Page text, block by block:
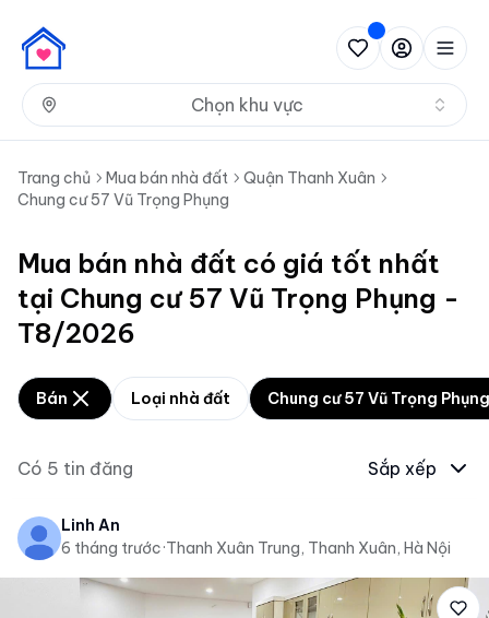
Chọn khu vực
Trang chủ Mua bán nhà đất
Quận Thanh Xuân
Chung cư 57 Vũ Trọng Phụng
Mua bán nhà đất có giá tốt nhất
tại Chung cư 57 Vũ Trọng Phụng -
T8/2026
Bán Loại nhà đất Chung cư 57 Vũ Trọng Phụng
Có 5 tin đăng Sắp xếp
Linh An
6 tháng trước·Thanh Xuân Trung, Thanh Xuân, Hà Nội